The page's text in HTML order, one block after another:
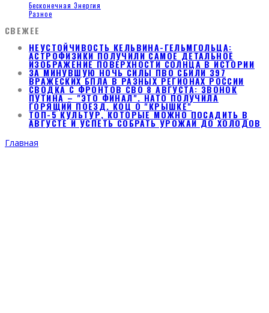
Бесконечная Энергия
Разное
СВЕЖЕЕ
НЕУСТОЙЧИВОСТЬ КЕЛЬВИНА-ГЕЛЬМГОЛЬЦА:
АСТРОФИЗИКИ ПОЛУЧИЛИ САМОЕ ДЕТАЛЬНОЕ
ИЗОБРАЖЕНИЕ ПОВЕРХНОСТИ СОЛНЦА В ИСТОРИИ
ЗА МИНУВШУЮ НОЧЬ СИЛЫ ПВО СБИЛИ 397
ВРАЖЕСКИХ БПЛА В РАЗНЫХ РЕГИОНАХ РОССИИ
СВОДКА С ФРОНТОВ СВО 8 АВГУСТА: ЗВОНОК
ПУТИНА – "ЭТО ФИНАЛ". НАТО ПОЛУЧИЛА
ГОРЯЩИЙ ПОЕЗД. КОЦ О "КРЫШКЕ"
ТОП-5 КУЛЬТУР, КОТОРЫЕ МОЖНО ПОСАДИТЬ В
АВГУСТЕ И УСПЕТЬ СОБРАТЬ УРОЖАЙ ДО ХОЛОДОВ
Главная